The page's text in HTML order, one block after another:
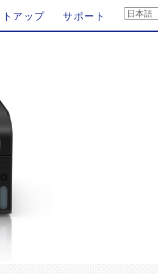
トアップ サポート